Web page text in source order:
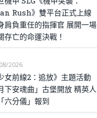
Rush》雙平台正式上線
肩負重任的指揮官 展開一場
存亡的命運決戰！
2026
女前線2：追放》主題活動
下安魂曲」古堡開放 精英人
六分儀」報到